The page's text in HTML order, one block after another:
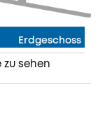
Erdgeschoss
zu sehen